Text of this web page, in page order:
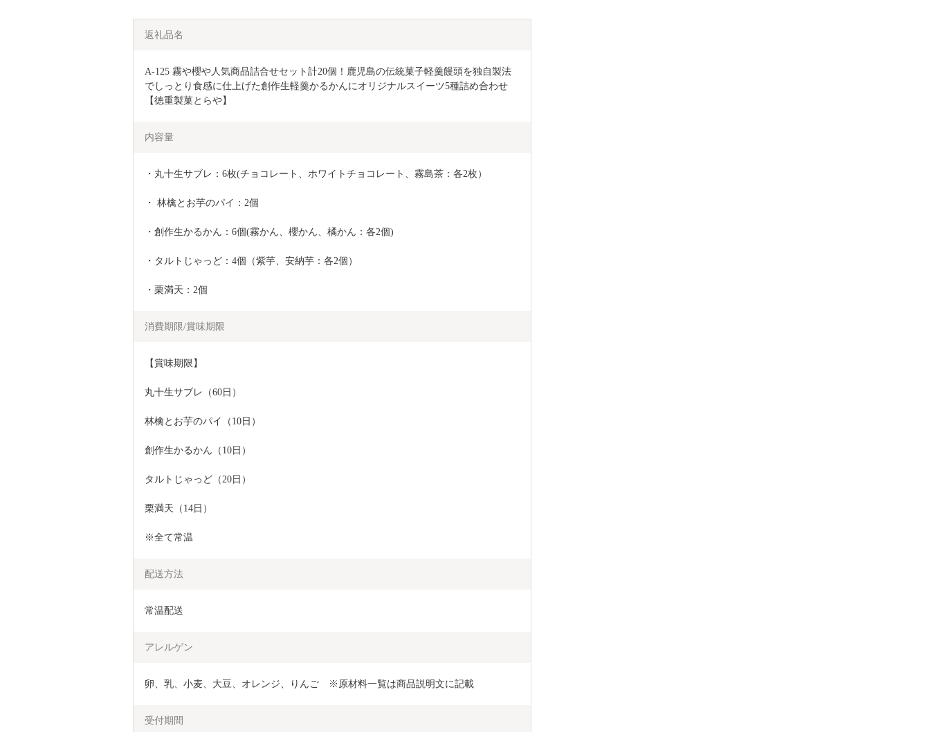
返礼品名
A-125 霧や櫻や人気商品詰合せセット計20個！鹿児島の伝統菓子軽羹饅頭を独自製法
でしっとり食感に仕上げた創作生軽羹かるかんにオリジナルスイーツ5種詰め合わせ
【徳重製菓とらや】
内容量
・丸十生サブレ：6枚(チョコレート、ホワイトチョコレート、霧島茶：各2枚）
・ 林檎とお芋のパイ：2個
・創作生かるかん：6個(霧かん、櫻かん、橘かん：各2個)
・タルトじゃっど：4個（紫芋、安納芋：各2個）
・栗満天：2個
消費期限/賞味期限
【賞味期限】
丸十生サブレ（60日）
林檎とお芋のパイ（10日）
創作生かるかん（10日）
タルトじゃっど（20日）
栗満天（14日）
※全て常温
配送方法
常温配送
アレルゲン
卵、乳、小麦、大豆、オレンジ、りんご　※原材料一覧は商品説明文に記載
受付期間